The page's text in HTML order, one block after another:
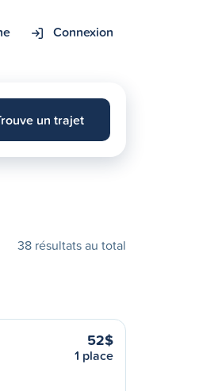
Connexion
un trajet
38 résultats au total
52$
1 place